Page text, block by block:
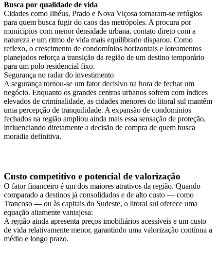
Busca por qualidade de vida
Cidades como Ilhéus, Prado e Nova Viçosa tornaram-se refúgios
para quem busca fugir do caos das metrópoles. A procura por
municípios com menor densidade urbana, contato direto com a
natureza e um ritmo de vida mais equilibrado disparou. Como
reflexo, o crescimento de condomínios horizontais e loteamentos
planejados reforça a transição da região de um destino temporário
para um polo residencial fixo.
Segurança no radar do investimento
A segurança tornou-se um fator decisivo na hora de fechar um
negócio. Enquanto os grandes centros urbanos sofrem com índices
elevados de criminalidade, as cidades menores do litoral sul mantêm
uma percepção de tranquilidade. A expansão de condomínios
fechados na região ampliou ainda mais essa sensação de proteção,
influenciando diretamente a decisão de compra de quem busca
moradia definitiva.
Custo competitivo e potencial de valorização
O fator financeiro é um dos maiores atrativos da região. Quando
comparado a destinos já consolidados e de alto custo — como
Trancoso — ou às capitais do Sudeste, o litoral sul oferece uma
equação altamente vantajosa:
A região ainda apresenta preços imobiliários acessíveis e um custo
de vida relativamente menor, garantindo uma valorização contínua a
médio e longo prazo.